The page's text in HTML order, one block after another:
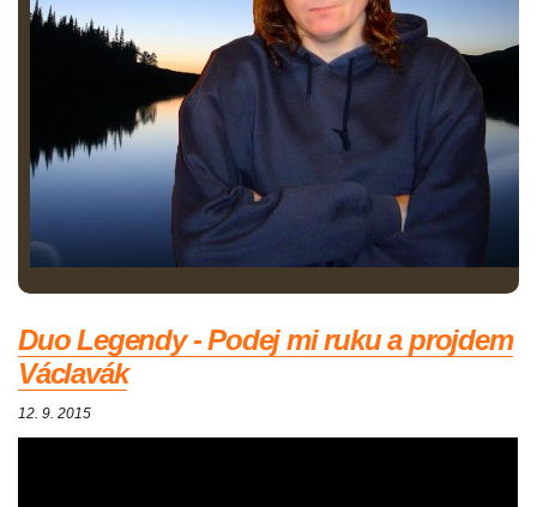
Duo Legendy - Podej mi ruku a projdem
Václavák
12. 9. 2015